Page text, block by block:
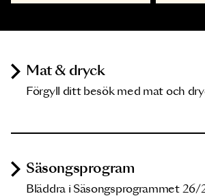
Mat & dryck
Förgyll ditt besök med mat och
Säsongsprogram
Bläddra i Säsongsprogrammet 26/